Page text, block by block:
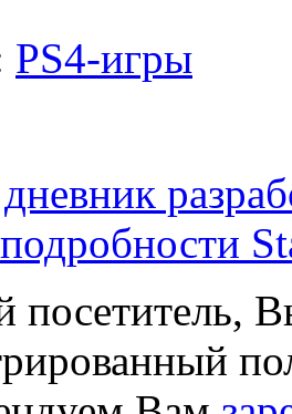
PS4-игры
посетитель,